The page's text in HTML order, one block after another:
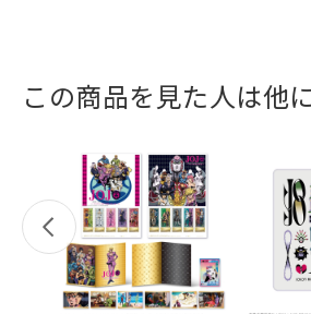
この商品を見た人は他